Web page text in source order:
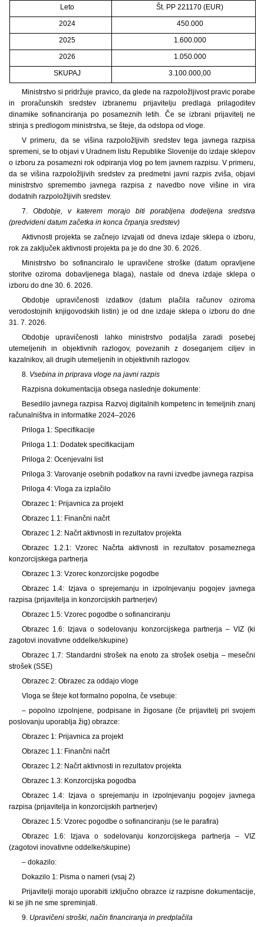
Leto
Št. PP 221170 (EUR)
2024
450.000
2025
1.600.000
2026
1.050.000
SKUPAJ
3.100.000,00
Ministrstvo si pridržuje pravico, da glede na razpoložljivost pravic porabe
in proračunskih sredstev izbranemu prijavitelju predlaga prilagoditev
dinamike sofinanciranja po posameznih letih. Če se izbrani prijavitelj ne
strinja s predlogom ministrstva, se šteje, da odstopa od vloge.
V primeru, da se višina razpoložljivih sredstev tega javnega razpisa
spremeni, se to objavi v Uradnem listu Republike Slovenije do izdaje sklepov
o izboru za posamezni rok odpiranja vlog po tem javnem razpisu. V primeru,
da se višina razpoložljivih sredstev za predmetni javni razpis zviša, objavi
ministrstvo spremembo javnega razpisa z navedbo nove višine in vira
dodatnih razpoložljivih sredstev.
7. Obdobje, v katerem morajo biti porabljena dodeljena sredstva
(predvideni datum začetka in konca črpanja sredstev)
Aktivnosti projekta se začnejo izvajati od dneva izdaje sklepa o izboru,
rok za zaključek aktivnosti projekta pa je do dne 30. 6. 2026.
Ministrstvo bo sofinanciralo le upravičene stroške (datum opravljene
storitve oziroma dobavljenega blaga), nastale od dneva izdaje sklepa o
izboru do dne 30. 6. 2026.
Obdobje upravičenosti izdatkov (datum plačila računov oziroma
verodostojnih knjigovodskih listin) je od dne izdaje sklepa o izboru do dne
31. 7. 2026.
Obdobje upravičenosti lahko ministrstvo podaljša zaradi posebej
utemeljenih in objektivnih razlogov, povezanih z doseganjem ciljev in
kazalnikov, ali drugih utemeljenih in objektivnih razlogov.
8. Vsebina in priprava vloge na javni razpis
Razpisna dokumentacija obsega naslednje dokumente:
Besedilo javnega razpisa Razvoj digitalnih kompetenc in temeljnih znanj
računalništva in informatike 2024–2026
Priloga 1: Specifikacije
Priloga 1.1: Dodatek specifikacijam
Priloga 2: Ocenjevalni list
Priloga 3: Varovanje osebnih podatkov na ravni izvedbe javnega razpisa
Priloga 4: Vloga za izplačilo
Obrazec 1: Prijavnica za projekt
Obrazec 1.1: Finančni načrt
Obrazec 1.2: Načrt aktivnosti in rezultatov projekta
Obrazec 1.2.1: Vzorec Načrta aktivnosti in rezultatov posameznega
konzorcijskega partnerja
Obrazec 1.3: Vzorec konzorcijske pogodbe
Obrazec 1.4: Izjava o sprejemanju in izpolnjevanju pogojev javnega
razpisa (prijavitelja in konzorcijskih partnerjev)
Obrazec 1.5: Vzorec pogodbe o sofinanciranju
Obrazec 1.6: Izjava o sodelovanju konzorcijskega partnerja – VIZ (ki
zagotovi inovativne oddelke/skupine)
Obrazec 1.7: Standardni strošek na enoto za strošek osebja – mesečni
strošek (SSE)
Obrazec 2: Obrazec za oddajo vloge
Vloga se šteje kot formalno popolna, če vsebuje:
– popolno izpolnjene, podpisane in žigosane (če prijavitelj pri svojem
poslovanju uporablja žig) obrazce:
Obrazec 1: Prijavnica za projekt
Obrazec 1.1: Finančni načrt
Obrazec 1.2: Načrt aktivnosti in rezultatov projekta
Obrazec 1.3: Konzorcijska pogodba
Obrazec 1.4: Izjava o sprejemanju in izpolnjevanju pogojev javnega
razpisa (prijavitelja in konzorcijskih partnerjev)
Obrazec 1.5: Vzorec pogodbe o sofinanciranju (se le parafira)
Obrazec 1.6: Izjava o sodelovanju konzorcijskega partnerja – VIZ
(zagotovi inovativne oddelke/skupine)
– dokazilo:
Dokazilo 1: Pisma o nameri (vsaj 2)
Prijavitelji morajo uporabiti izključno obrazce iz razpisne dokumentacije,
ki se jih ne sme spreminjati.
9. Upravičeni stroški, način financiranja in predplačila